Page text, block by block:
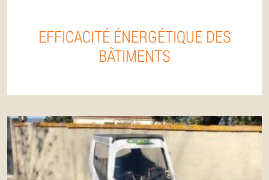
EFFICACITÉ ÉNERGÉTIQUE DES
BÂTIMENTS